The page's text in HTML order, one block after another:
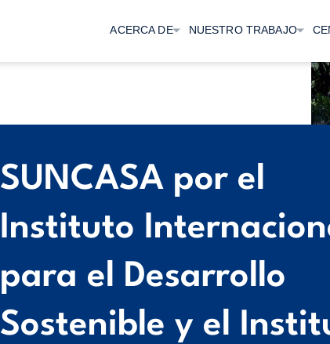
ACERCA DE NUESTRO TRABAJO
SUNCASA por el
Instituto
para el Desarrollo
Sostenible y el